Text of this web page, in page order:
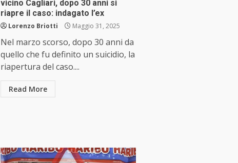
vicino Cagliari, dopo 30 anni si
riapre il caso: indagato l’ex
Lorenzo Briotti Maggio 31, 2025
Nel marzo scorso, dopo 30 anni da
quello che fu definito un suicidio, la
riapertura del caso....
Read More